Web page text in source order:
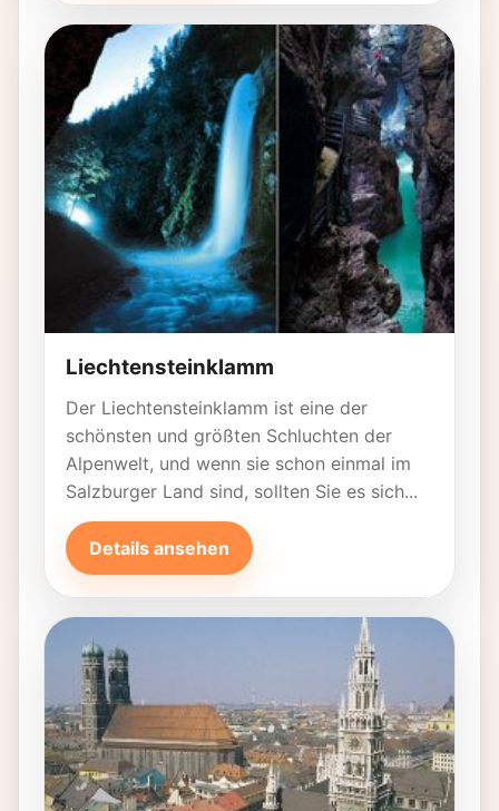
Liechtensteinklamm
Der Liechtensteinklamm ist eine der
schönsten und größten Schluchten der
Alpenwelt, und wenn sie schon einmal im
Salzburger Land sind, sollten Sie es sich...
Details ansehen